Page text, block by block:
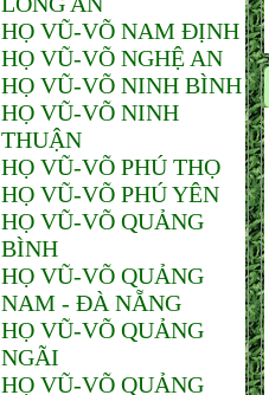
HỌ VŨ-VÕ NAM ĐỊNH
HỌ VŨ-VÕ NGHỆ AN
HỌ VŨ-VÕ NINH BÌNH
HỌ VŨ-VÕ NINH
THUẬN
HỌ VŨ-VÕ PHÚ THỌ
HỌ VŨ-VÕ PHÚ YÊN
HỌ VŨ-VÕ QUẢNG
BÌNH
HỌ VŨ-VÕ QUẢNG
NAM - ĐÀ NẴNG
HỌ VŨ-VÕ QUẢNG
NGÃI
HỌ VŨ-VÕ QUẢNG